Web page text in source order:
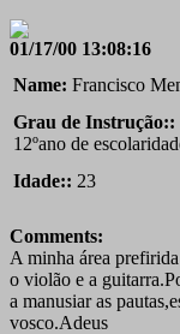
01/17/00 13:08:16
Name: Francisco
Grau de Instrução::
12ºano de
Idade:: 23
Comments:
A minha área
o violão e a
a manusiar as
vosco.Adeus